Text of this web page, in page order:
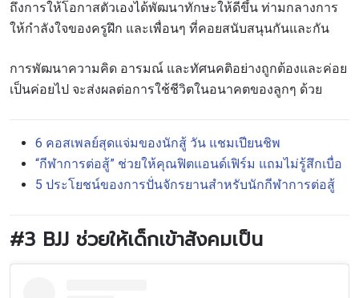
ถึงการให้โอกาสตัวเองได้พัฒนาทักษะให้ดีขึ้น ท่ามกลางการ
ให้กำลังใจของครูฝึก และเพื่อนๆ ที่คอยสนับสนุนกันและกัน
การพัฒนาความคิด อารมณ์ และทัศนคติอย่างถูกต้องและค่อย
เป็นค่อยไป จะส่งผลต่อการใช้ชีวิตในอนาคตของลูกๆ ด้วย
6 คอสเพลย์สุดแจ่มของนักสู้ วัน แชมเปียนชิพ
“กีฬาการต่อสู้” ช่วยให้คุณฟิตแอนด์เฟิร์ม แถมไม่รู้สึกเบื่อ
5 ประโยชน์ของการปั่นจักรยานสำหรับนักกีฬาการต่อสู้
#3 BJJ ช่วยให้เด็กเข้าสังคมเป็น